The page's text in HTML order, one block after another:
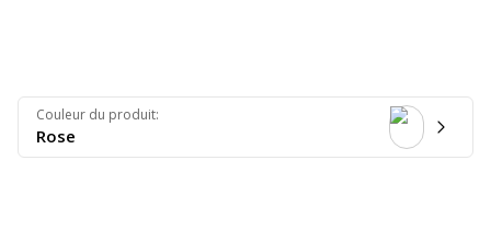
Couleur du produit:
Rose